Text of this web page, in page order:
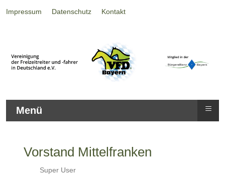
Impressum Datenschutz Kontakt
Menü ≡
Vorstand Mittelfranken
Super User